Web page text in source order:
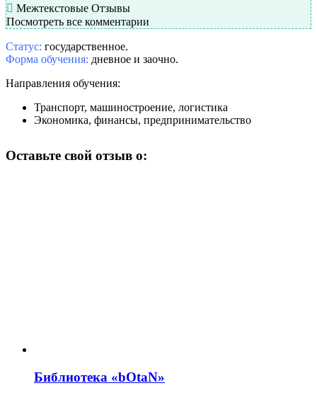
Межтекстовые Отзывы
Посмотреть все комментарии
Статус: государственное.
Форма обучения: дневное и заочно.
Направления обучения:
Транспорт, машиностроение, логистика
Экономика, финансы, предпринимательство
Оставьте свой отзыв о:
Библиотека «bOtaN»